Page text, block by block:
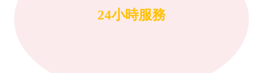
24小時服務